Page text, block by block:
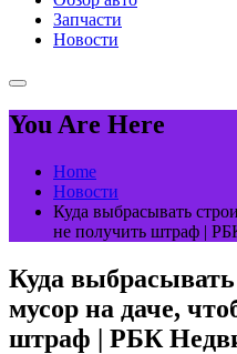
Запчасти
Новости
You Are Here
Home
Новости
Куда выбрасывать
не получить штраф |
Куда
мусор на даче,
штраф | РБК